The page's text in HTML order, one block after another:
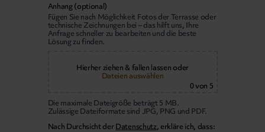
Anhang (optional)
Fügen Sie nach Möglichkeit Fotos der Terrasse oder
technische Zeichnungen bei – das hilft uns, Ihre
Anfrage schneller zu bearbeiten und die beste
Lösung zu finden.
Hierher ziehen & fallen lassen oder
Dateien auswählen
0von 5
Die maximale Dateigröße beträgt 5 MB.
Zulässige Dateiformate sind JPG, PNG und PDF.
Nach Durchsicht derDatenschutz, erkläre ich, dass: